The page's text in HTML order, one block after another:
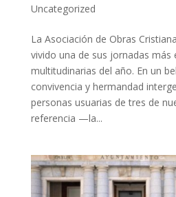
Uncategorized
La Asociación de Obras
vivido una de sus jornadas más
multitudinarias del año. En un
convivencia y hermandad
personas usuarias de tres de
referencia —la...